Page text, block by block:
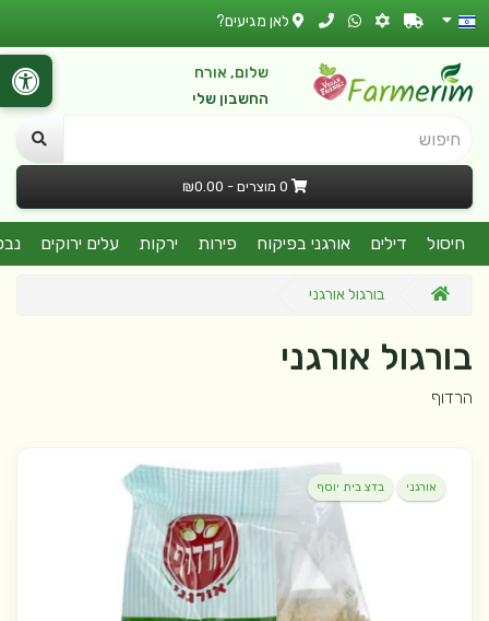
לאן מגיעים?
שלום, אורח
החשבון שלי
חיפוש
0 מוצרים - ₪0.00
חיסול דילים אורגני בפיקוח פירות ירקות עלים ירוקים
בורגול אורגני
בורגול אורגני
הרדוף
אורגני בדצ בית יוסף